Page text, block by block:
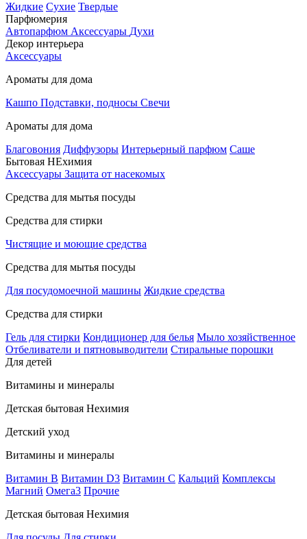
Жидкие Сухие Твердые
Парфюмерия
Автопарфюм Аксессуары Духи
Декор интерьера
Аксессуары
Ароматы для дома
Кашпо Подставки, подносы Свечи
Ароматы для дома
Благовония Диффузоры Интерьерный парфюм Саше
Бытовая НЕхимия
Аксессуары Защита от насекомых
Средства для мытья посуды
Средства для стирки
Чистящие и моющие средства
Средства для мытья посуды
Для посудомоечной машины Жидкие средства
Средства для стирки
Гель для стирки Кондиционер для белья Мыло хозяйственное
Отбеливатели и пятновыводители Стиральные порошки
Для детей
Витамины и минералы
Детская бытовая Нехимия
Детский уход
Витамины и минералы
Витамин В Витамин D3 Витамин С Кальций Комплексы
Магний Омега3 Прочие
Детская бытовая Нехимия